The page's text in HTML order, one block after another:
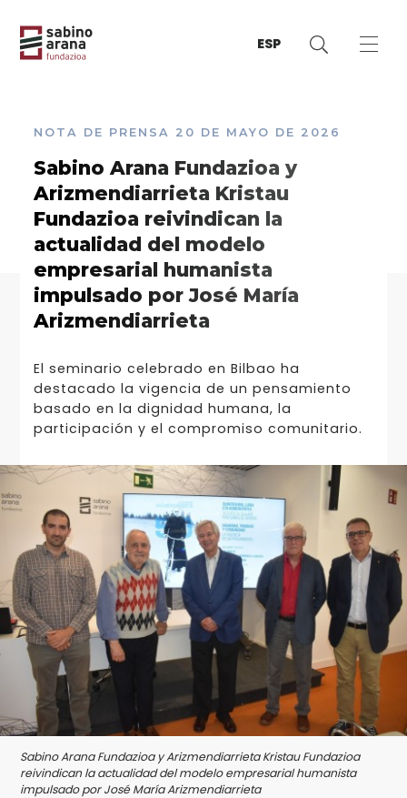
ESP
NOTA DE PRENSA 20 DE MAYO DE 2026
Sabino Arana Fundazioa y
Arizmendiarrieta Kristau
Fundazioa reivindican la
actualidad del modelo
empresarial humanista
impulsado por José María
Arizmendiarrieta
El seminario celebrado en Bilbao ha
destacado la vigencia de un pensamiento
basado en la dignidad humana, la
participación y el compromiso comunitario.
Sabino Arana Fundazioa y Arizmendiarrieta Kristau Fundazioa
reivindican la actualidad del modelo empresarial humanista
impulsado por José María Arizmendiarrieta